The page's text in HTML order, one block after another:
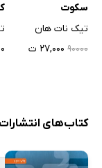
سکوت
تیک نات هان
۹۰۰۰۰ ۲۷,۰۰۰ ت
کتاب‌های